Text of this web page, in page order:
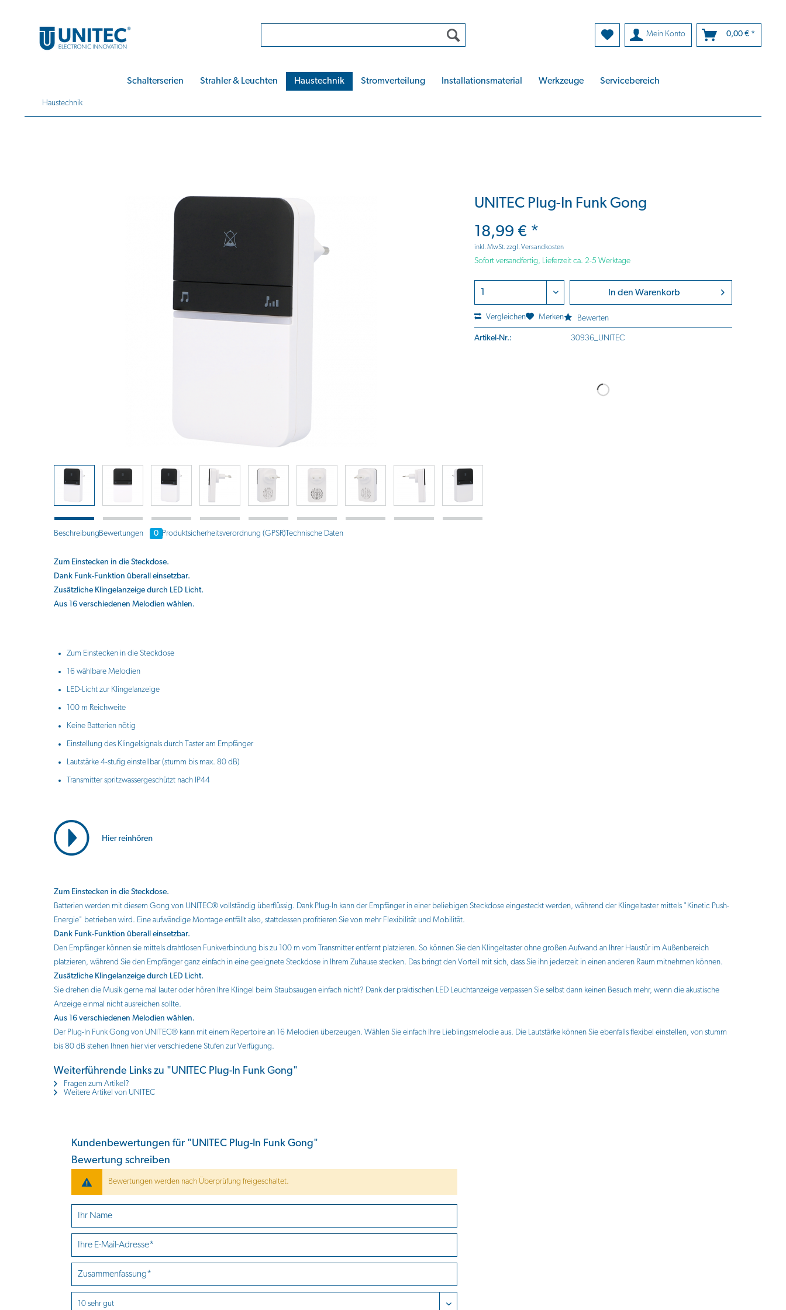
Mein Konto 0,00 € *
Schalterserien Strahler & Leuchten Haustechnik Stromverteilung Installationsmaterial Werkzeuge Servicebereich
Haustechnik
UNITEC Plug-In Funk Gong
18,99 € *
inkl. MwSt.zzgl. Versandkosten
Sofort versandfertig, Lieferzeit ca. 2-5 Werktage
In den Warenkorb
Vergleichen Merken Bewerten
Artikel-Nr.: 30936_UNITEC
BeschreibungBewertungen 0 Produktsicherheitsverordnung (GPSR) Technische Daten
Zum Einstecken in die Steckdose.
Dank Funk-Funktion überall einsetzbar.
Zusätzliche Klingelanzeige durch LED Licht.
Aus 16 verschiedenen Melodien wählen.
Zum Einstecken in die Steckdose
16 wählbare Melodien
LED-Licht zur Klingelanzeige
100 m Reichweite
Keine Batterien nötig
Einstellung des Klingelsignals durch Taster am Empfänger
Lautstärke 4-stufig einstellbar (stumm bis max. 80 dB)
Transmitter spritzwassergeschützt nach IP44
Zum Einstecken in die Steckdose.
Batterien werden mit diesem Gong von UNITEC® vollständig überflüssig. Dank Plug-In kann der Empfänger in einer beliebigen Steckdose eingesteckt werden, während der Klingeltaster mittels "Kinetic Push-
Energie" betrieben wird. Eine aufwändige Montage entfällt also, stattdessen profitieren Sie von mehr Flexibilität und Mobilität.
Dank Funk-Funktion überall einsetzbar.
Den Empfänger können sie mittels drahtlosen Funkverbindung bis zu 100 m vom Transmitter entfernt platzieren. So können Sie den Klingeltaster ohne großen Aufwand an Ihrer Haustür im Außenbereich
platzieren, während Sie den Empfänger ganz einfach in eine geeignete Steckdose in Ihrem Zuhause stecken. Das bringt den Vorteil mit sich, dass Sie ihn jederzeit in einen anderen Raum mitnehmen können.
Zusätzliche Klingelanzeige durch LED Licht.
Sie drehen die Musik gerne mal lauter oder hören Ihre Klingel beim Staubsaugen einfach nicht? Dank der praktischen LED Leuchtanzeige verpassen Sie selbst dann keinen Besuch mehr, wenn die akustische
Anzeige einmal nicht ausreichen sollte.
Aus 16 verschiedenen Melodien wählen.
Der Plug-In Funk Gong von UNITEC® kann mit einem Repertoire an 16 Melodien überzeugen. Wählen Sie einfach Ihre Lieblingsmelodie aus. Die Lautstärke können Sie ebenfalls flexibel einstellen, von stumm
bis 80 dB stehen Ihnen hier vier verschiedene Stufen zur Verfügung.
Weiterführende Links zu "UNITEC Plug-In Funk Gong"
Fragen zum Artikel?
Weitere Artikel von UNITEC
Kundenbewertungen für "UNITEC Plug-In Funk Gong"
Bewertung schreiben
Bewertungen werden nach Überprüfung freigeschaltet.